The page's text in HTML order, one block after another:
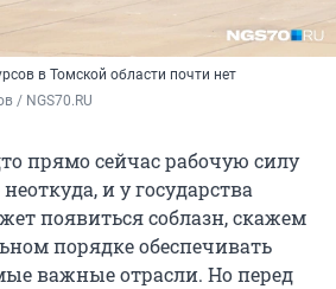
в Томской области почти нет
/ NGS70.RU
прямо сейчас рабочую силу
и у государства
появиться соблазн, скажем
порядке обеспечивать
важные отрасли. Но перед